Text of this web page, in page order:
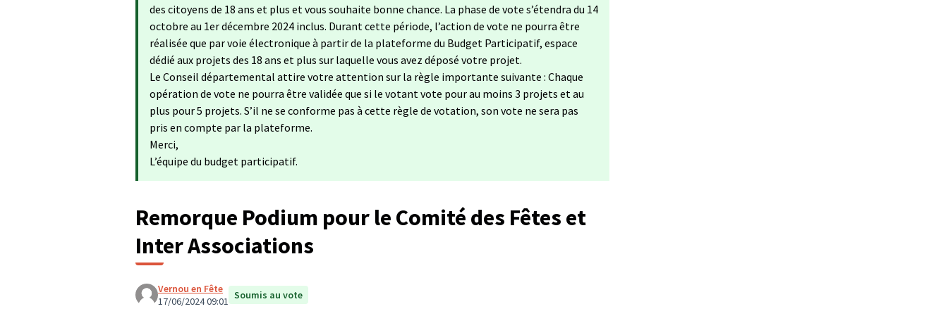
des citoyens de 18 ans et plus et vous souhaite bonne chance. La phase de vote s’étendra du 14
octobre au 1er décembre 2024 inclus. Durant cette période, l’action de vote ne pourra être
réalisée que par voie électronique à partir de la plateforme du Budget Participatif, espace
dédié aux projets des 18 ans et plus sur laquelle vous avez déposé votre projet.
Le Conseil départemental attire votre attention sur la règle importante suivante : Chaque
opération de vote ne pourra être validée que si le votant vote pour au moins 3 projets et au
plus pour 5 projets. S’il ne se conforme pas à cette règle de votation, son vote ne sera pas
pris en compte par la plateforme.
Merci,
L’équipe du budget participatif.
Remorque Podium pour le Comité des Fêtes et
Inter Associations
Vernou en Fête
17/06/2024 09:01 Soumis au vote